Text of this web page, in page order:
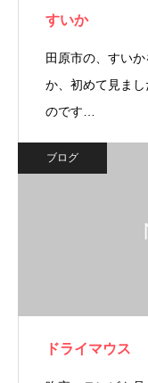
すいか
田原市の、すい
か、初めて見ま
のです…
ブログ
ドライマウス